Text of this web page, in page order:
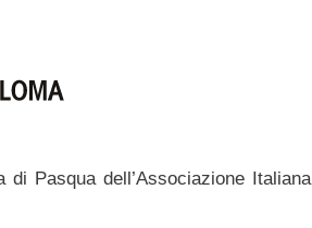
Pasqua dell’Associazione Italiana